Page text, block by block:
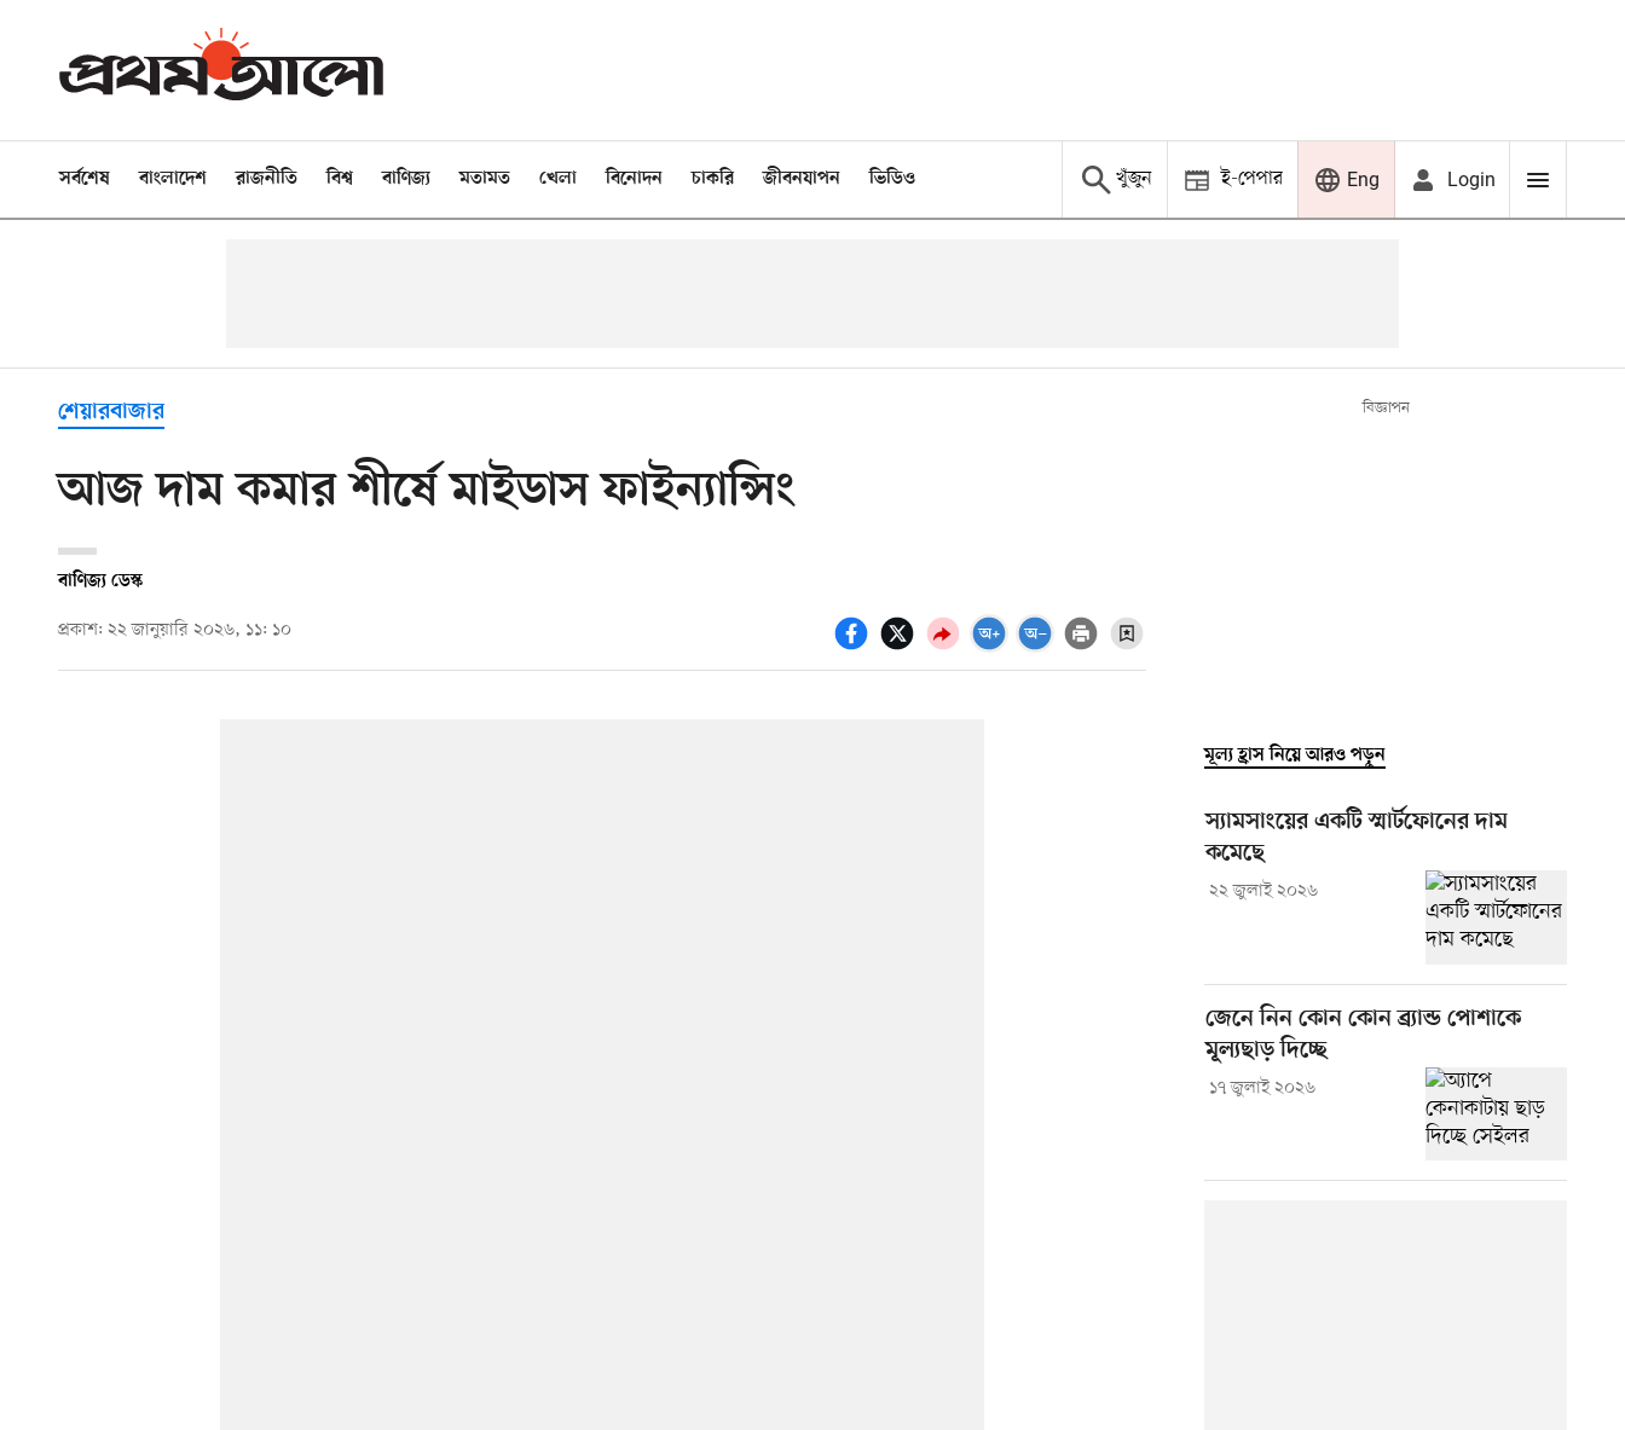
সর্বশেষ বাংলাদেশ রাজনীতি বিশ্ব বাণিজ্য মতামত খেলা বিনোদন চাকরি জীবনযাপন ভিডিও খুঁজুন ই-পেপার Eng Login
শেয়ারবাজার
আজ দাম কমার শীর্ষে মাইডাস ফাইন্যান্সিং
বাণিজ্য ডেস্ক
প্রকাশ: ২২ জানুয়ারি ২০২৬, ১১: ১০
মূল্য হ্রাস নিয়ে আরও পড়ুন
স্যামসাংয়ের একটি স্মার্টফোনের দাম
কমেছে
২২ জুলাই ২০২৬
জেনে নিন কোন কোন ব্র্যান্ড পোশাকে
মূল্যছাড় দিচ্ছে
১৭ জুলাই ২০২৬